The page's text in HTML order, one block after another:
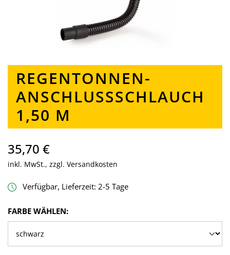
REGENTONNEN-
ANSCHLUSSSCHLAUCH
1,50 M
35,70 €
inkl. MwSt., zzgl. Versandkosten
Verfügbar, Lieferzeit: 2-5 Tage
FARBE WÄHLEN:AUSWÄHLEN